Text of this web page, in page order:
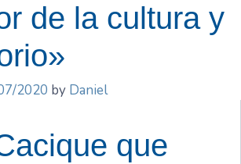
de la cultura y
2020 by Daniel
que